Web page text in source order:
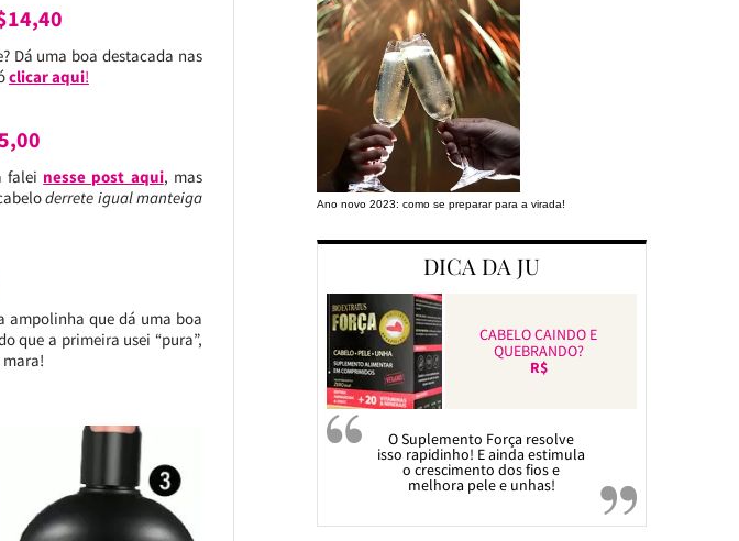
Dá uma boa destacada nas
clicar aqui!
falei nesse post aqui, mas
derrete igual manteiga
ampolinha que dá uma boa
que a primeira usei “pura”,
Ano novo 2023: como se preparar para a virada!
DICA DA JU
CABELO CAINDO E
QUEBRANDO?
R$
O Suplemento Força resolve
isso rapidinho! E ainda estimula
o crescimento dos fios e
melhora pele e unhas!